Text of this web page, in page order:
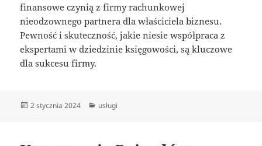
finansowe czynią z firmy rachunkowej
nieodzownego partnera dla właściciela biznesu.
Pewność i skuteczność, jakie niesie współpraca z
ekspertami w dziedzinie księgowości, są kluczowe
dla sukcesu firmy.
Data
2 stycznia 2024 Kategorie
usługi